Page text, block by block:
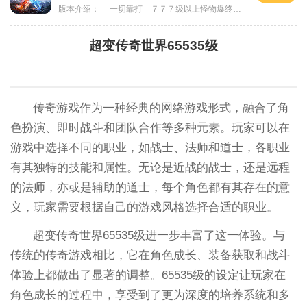
版本介绍：
一切靠打 ７７７级以上怪物爆终极
超变传奇世界65535级
传奇游戏作为一种经典的网络游戏形式，融合了角
色扮演、即时战斗和团队合作等多种元素。玩家可以在
游戏中选择不同的职业，如战士、法师和道士，各职业
有其独特的技能和属性。无论是近战的战士，还是远程
的法师，亦或是辅助的道士，每个角色都有其存在的意
义，玩家需要根据自己的游戏风格选择合适的职业。
超变传奇世界65535级进一步丰富了这一体验。与
传统的传奇游戏相比，它在角色成长、装备获取和战斗
体验上都做出了显著的调整。65535级的设定让玩家在
角色成长的过程中，享受到了更为深度的培养系统和多